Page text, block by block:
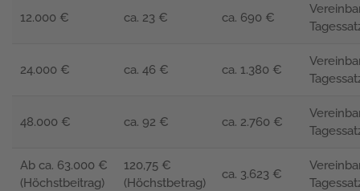
12.000 € ca. 23 € ca. 690 €
24.000 € ca. 46 € ca. 1.380 €
48.000 € ca. 92 € ca. 2.760 €
Ab ca. 63.000 €
(Höchstbeitrag)
120,75 €
(Höchstbetrag)
ca. 3.623 €